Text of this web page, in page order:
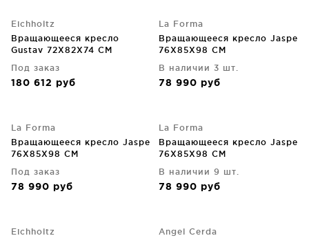
Eichholtz
Вращающееся кресло
Gustav 72X82X74 CM
Под заказ
180 612 руб
La Forma
Вращающееся кресло Jaspe
76X85X98 CM
В наличии 3 шт.
78 990 руб
La Forma
Вращающееся кресло Jaspe
76X85X98 CM
Под заказ
78 990 руб
La Forma
Вращающееся кресло Jaspe
76X85X98 CM
В наличии 9 шт.
78 990 руб
Eichholtz
Angel Cerda